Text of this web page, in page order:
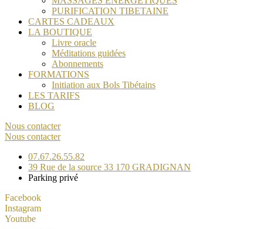
PURIFICATION TIBETAINE
CARTES CADEAUX
LA BOUTIQUE
Livre oracle
Méditations guidées
Abonnements
FORMATIONS
Initiation aux Bols Tibétains
LES TARIFS
BLOG
Nous contacter
Nous contacter
07.67.26.55.82
39 Rue de la source 33 170 GRADIGNAN
Parking privé
Facebook
Instagram
Youtube